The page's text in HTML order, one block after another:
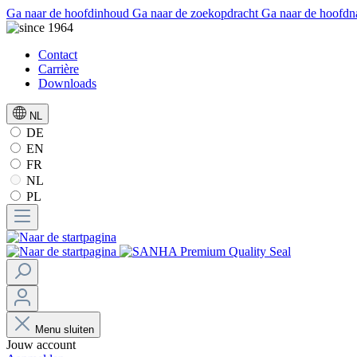
Ga naar de hoofdinhoud Ga naar de zoekopdracht Ga naar de
Contact
Carrière
Downloads
NL
DE
EN
FR
NL
PL
Menu sluiten
Jouw account